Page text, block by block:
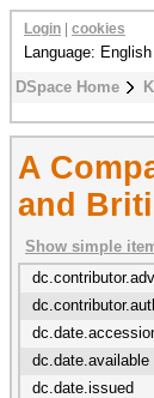
DSpace Home
Login cookies
Language: English
A
and
Show simple
dc.date.available
dc.date.issued